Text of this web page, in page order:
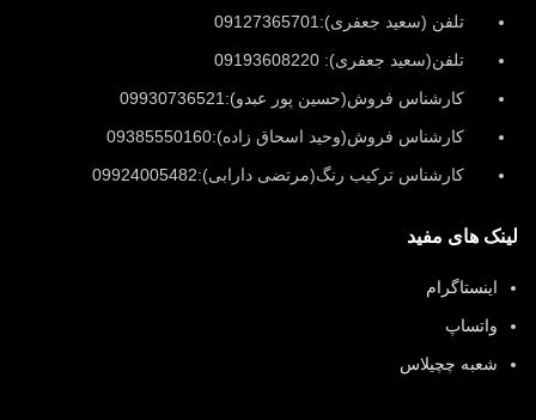
تلفن (سعید جعفری):09127365701
تلفن(سعید جعفری): 09193608220
کارشناس فروش(حسین پور عبدو):09930736521
کارشناس فروش(وحید اسحاق زاده):09385550160
کارشناس ترکیب رنگ(مرتضی دارابی):09924005482
لینک های مفید
اینستاگرام
واتساپ
شعبه چچیلاس